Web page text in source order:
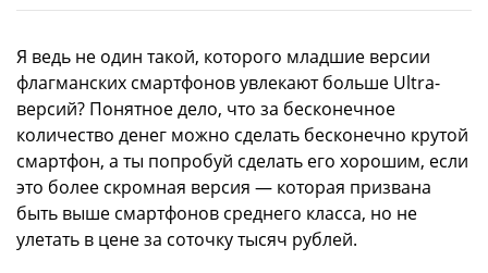
Я ведь не один такой, которого младшие версии
флагманских смартфонов увлекают больше Ultra-
версий? Понятное дело, что за бесконечное
количество денег можно сделать бесконечно крутой
смартфон, а ты попробуй сделать его хорошим, если
это более скромная версия — которая призвана
быть выше смартфонов среднего класса, но не
улетать в цене за соточку тысяч рублей.